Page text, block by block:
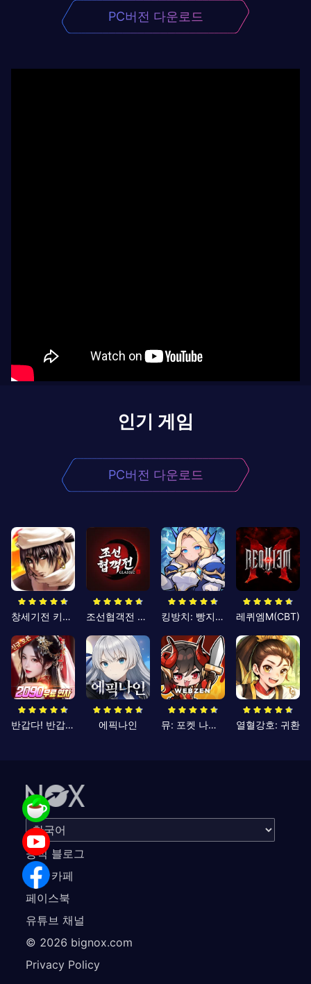
PC버전 다운로드
인기 게임
PC버전 다운로드
창세기전 키우기 조선협객전 클래식 킹방치: 빵지의 제왕 레퀴엠M(CBT)
반갑다! 반갑삼국지 에픽나인 뮤: 포켓 나이츠 열혈강호: 귀환
공식 블로그
공식 카페
페이스북
유튜브 채널
© 2026 bignox.com
Privacy Policy